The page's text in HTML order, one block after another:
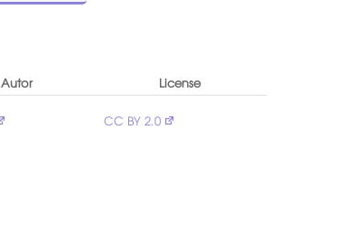
Autor License
CC BY 2.0